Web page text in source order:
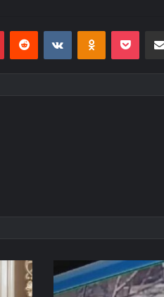
PinterestReddit VKontakteOdnoklassniki
Pocket